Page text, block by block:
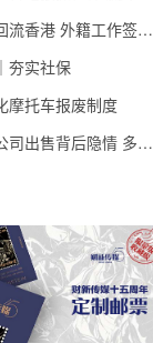
海外金融专才回流香港 外籍工作签证翻倍
夯实社保
摩托车报废制度
光大旗下上市公司出售背后隐情 多人卷入医疗腐败案被查